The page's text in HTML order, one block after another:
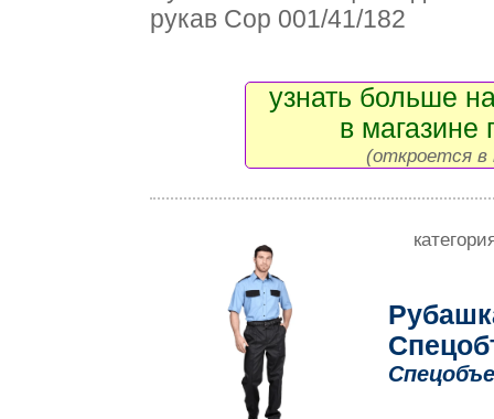
рукав Сор 001/41/182
узнать больше
в магазине
(откроется в